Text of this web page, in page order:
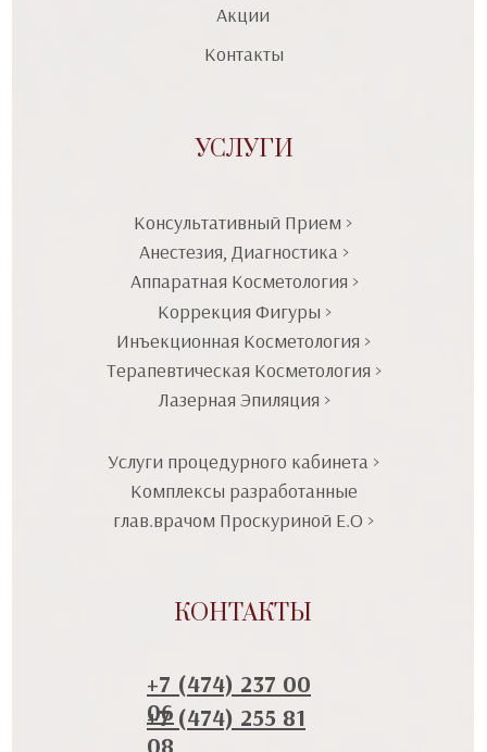
КОНТАКТЫ
УСЛУГИ
+7 (474) 237 00
06
+7 (474) 255 81
08
Акции
Контакты
Услуги процедурного кабинета >
Инъекционная Косметология >
Терапевтическая Косметология >
Лазерная Эпиляция >
Анестезия, Диагностика >
Аппаратная Косметология >
Комплексы разработанные
глав.врачом Проскуриной Е.О >
Коррекция Фигуры >
Консультативный Прием >